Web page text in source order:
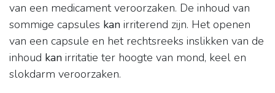
van een medicament veroorzaken. De inhoud van
sommige capsules kan irriterend zijn. Het openen
van een capsule en het rechtsreeks inslikken van de
inhoud kan irritatie ter hoogte van mond, keel en
slokdarm veroorzaken.